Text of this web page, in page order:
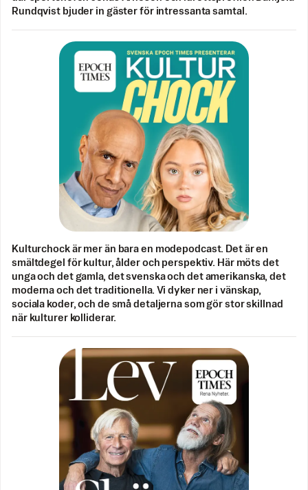
Rundqvist bjuder in gäster för intressanta samtal.
Kulturchock är mer än bara en modepodcast. Det är en
smältdegel för kultur, ålder och perspektiv. Här möts det
unga och det gamla, det svenska och det amerikanska, det
moderna och det traditionella. Vi dyker ner i vänskap,
sociala koder, och de små detaljerna som gör stor skillnad
när kulturer kolliderar.